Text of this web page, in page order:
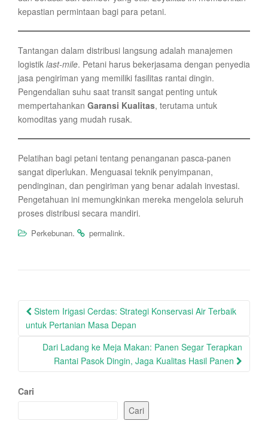
kepastian permintaan bagi para petani.
Tantangan dalam distribusi langsung adalah manajemen
logistik last-mile. Petani harus bekerjasama dengan penyedia
jasa pengiriman yang memiliki fasilitas rantai dingin.
Pengendalian suhu saat transit sangat penting untuk
mempertahankan Garansi Kualitas, terutama untuk
komoditas yang mudah rusak.
Pelatihan bagi petani tentang penanganan pasca-panen
sangat diperlukan. Menguasai teknik penyimpanan,
pendinginan, dan pengiriman yang benar adalah investasi.
Pengetahuan ini memungkinkan mereka mengelola seluruh
proses distribusi secara mandiri.
Perkebunan. permalink.
Post
navigation
Sistem Irigasi Cerdas: Strategi Konservasi Air Terbaik
untuk Pertanian Masa Depan
Dari Ladang ke Meja Makan: Panen Segar Terapkan
Rantai Pasok Dingin, Jaga Kualitas Hasil Panen
Cari
Cari